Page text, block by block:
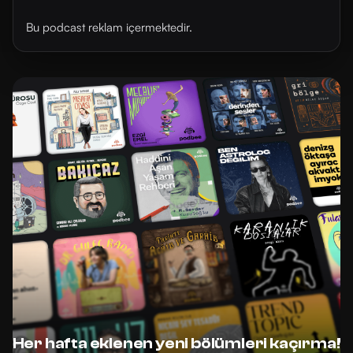
Bu podcast reklam içermektedir.
Her hafta eklenen yeni bölümleri kaçırma!